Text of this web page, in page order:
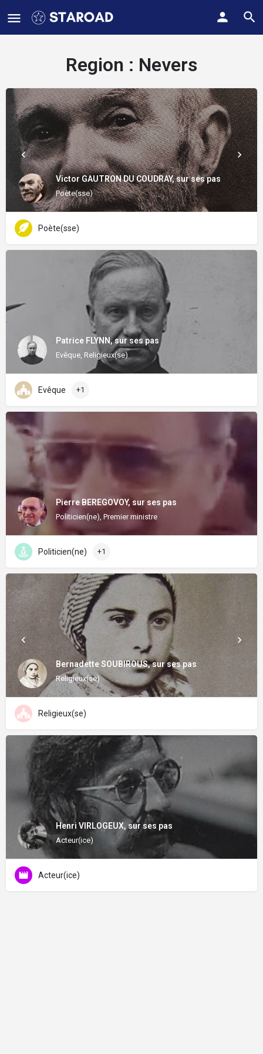
Region : Nevers
Victor GAUTRON DU COUDRAY, sur ses pas
Poète(sse)
Poète(sse)
Patrice FLYNN, sur ses pas
Evêque, Religieux(se)
Evêque +1
Pierre BEREGOVOY, sur ses pas
Politicien(ne), Premier ministre
Politicien(ne) +1
Bernadette SOUBIROUS, sur ses pas
Religieux(se)
Religieux(se)
Henri VIRLOGEUX, sur ses pas
Acteur(ice)
Acteur(ice)